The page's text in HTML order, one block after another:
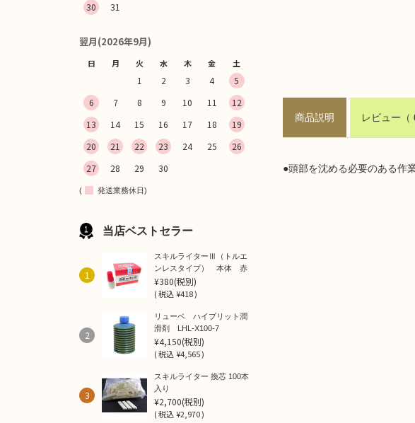
商品説明 レビュー （
●頭部を沈める必要のある作
30
31
翌月(2026年9月)
日 月 火 水 木 金 土
1 2 3 4
5
6
7 8 9 10 11
12
13
14 15 16 17 18
19
20
21 22 23 24 25
26
27
28 29 30
( 発送業務休日)
当店ベストセラー
1
スキルライターⅢ（トルエ
ンレスタイプ） 本体 赤
¥380(税別)
(税込¥418 )
2
リューベ ハイブリット潤
滑剤 LHL-X100-7
¥4,150(税別)
(税込¥4,565 )
3
スキルライター 換芯 100本
入り
¥2,700(税別)
(税込¥2,970 )